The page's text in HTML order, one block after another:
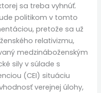
sa treba vyhnúť.
politikom v tomto
pretože sa už
relativizmu,
medzináboženským
sily v súlade s
(CEI) situáciu
verejnej úlohy,